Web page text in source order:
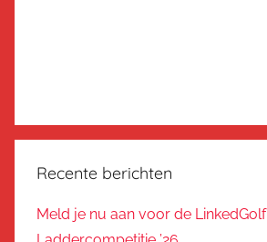
Recente berichten
Meld je nu aan voor de LinkedGolf